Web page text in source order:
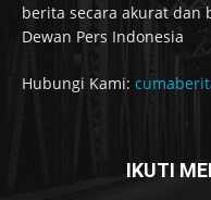
berita secara akurat dan
Dewan Pers Indonesia
Hubungi Kami:
IKUTI